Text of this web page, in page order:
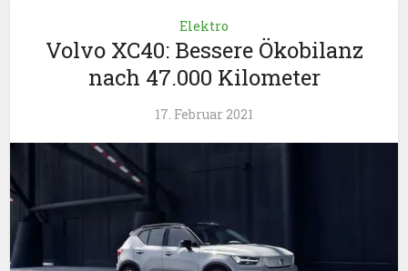
Elektro
Volvo XC40: Bessere Ökobilanz
nach 47.000 Kilometer
17. Februar 2021